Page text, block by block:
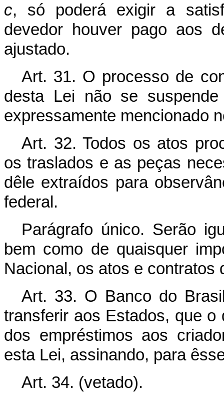
c, só poderá exigir a
devedor houver pago aos
ajustado.
Art. 31. O processo de
desta Lei não se
expressamente mencionado
Art. 32. Todos os atos
os traslados e as peças
dêle extraídos para
federal.
Parágrafo único. Serão
bem como de quaisquer
Nacional, os atos e contratos
Art. 33. O Banco do
transferir aos Estados, que o
dos empréstimos aos
esta Lei, assinando, para
Art. 34. (vetado).